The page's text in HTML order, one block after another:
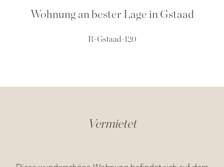
Wohnung an bester Lage in Gstaad
R-Gstaad-120
Vermietet